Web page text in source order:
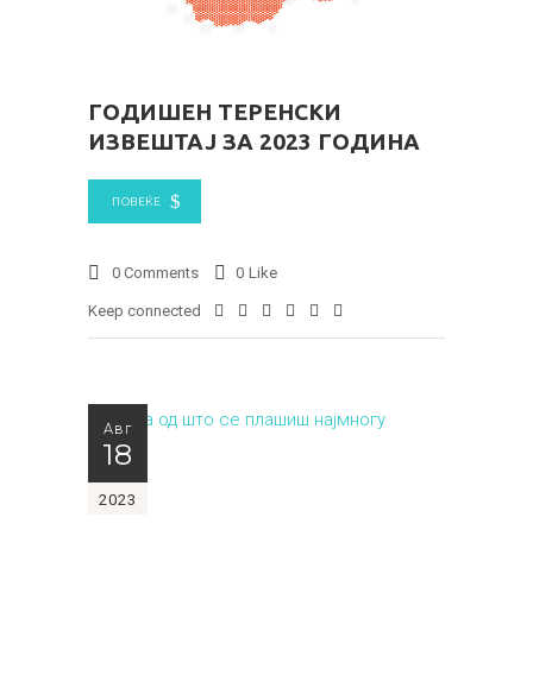
ГОДИШЕН ТЕРЕНСКИ
ИЗВЕШТАЈ ЗА 2023 ГОДИНА
ПОВЕЌЕ
0 Comments 0 Like
Keep connected
Авг
18
2023